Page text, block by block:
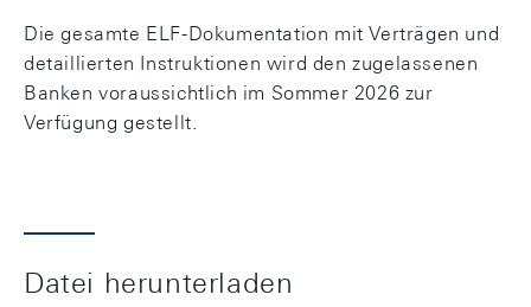
Die gesamte ELF-Dokumentation mit Verträgen und
detaillierten Instruktionen wird den zugelassenen
Banken voraussichtlich im Sommer 2026 zur
Verfügung gestellt.
Datei herunterladen